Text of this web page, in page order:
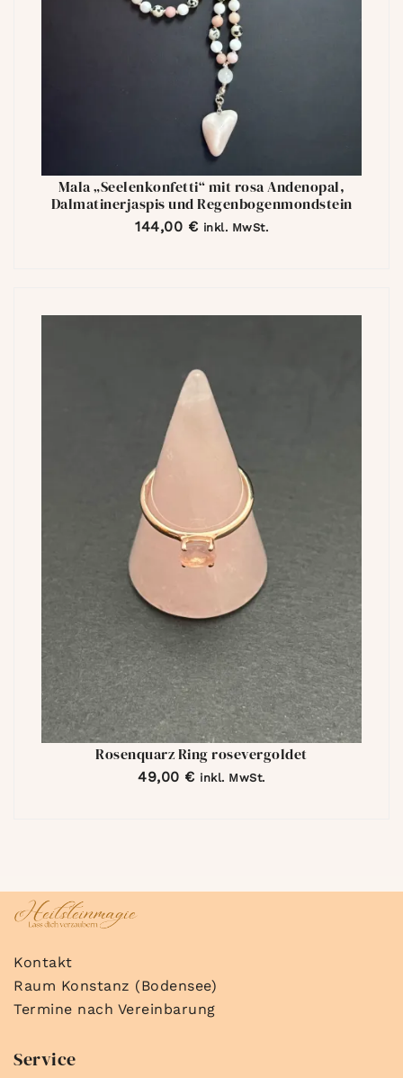
Mala „Seelenkonfetti“ mit rosa Andenopal,
Dalmatinerjaspis und Regenbogenmondstein
144,00 € inkl. MwSt.
Rosenquarz Ring rosevergoldet
49,00 € inkl. MwSt.
Kontakt
Raum Konstanz (Bodensee)
Termine nach Vereinbarung
Service